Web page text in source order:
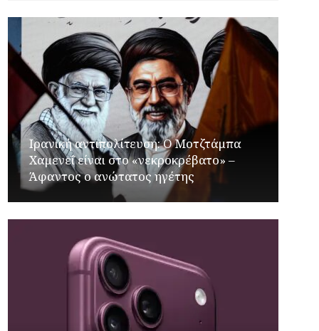
Ιρανική αντιπολίτευση: Ο Μοτζτάμπα
Χαμενεΐ είναι στο «νεκροκρέβατο» –
Άφαντος ο ανώτατος ηγέτης